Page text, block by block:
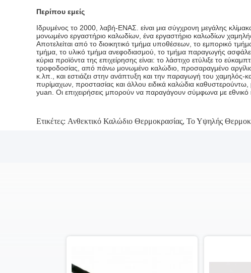
Περίπου εμείς
Ιδρυμένος το 2000, λαβή-ΕΝΑΣ. είναι μια σύγχρονη μεγάλης
μονωμένο εργαστήριο καλωδίων, ένα εργαστήριο καλωδίων
Αποτελείται από το διοικητικό τμήμα υποθέσεων, το εμπορικό
τμήμα, το υλικό τμήμα ανεφοδιασμού, το τμήμα παραγωγής
κύρια προϊόντα της επιχείρησης είναι: το λάστιχο ετύλιξε το
τροφοδοσίας, από πάνω μονωμένο καλώδιο, προσαραγμένο
κ.λπ., και εστιάζει στην ανάπτυξη και την παραγωγή του
πυρίμαχων, προστασίας και άλλου ειδικά καλώδια
yuan. Οι επιχειρήσεις μπορούν να παραγάγουν σύμφωνα με εθνικό
Ετικέτες: Ανθεκτικό Καλώδιο Θερμοκρασίας, Το Υψηλής